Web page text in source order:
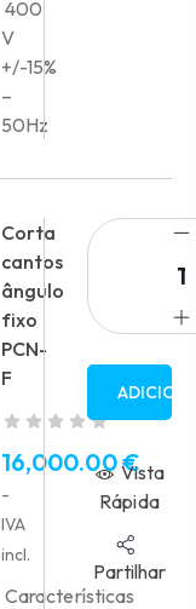
400
V
+/-15%
–
50Hz
Corta
cantos
ângulo
fixo
PCN-
F
16,000.00€
-
IVA
incl.
Características
Vista
Rápida
Partilhar